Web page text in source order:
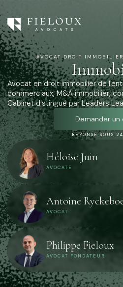
AVOCAT DROIT
Avocat en droit immobilier de
commerciaux, M&A immobilier,
Cabinet distingué par Leaders
Demander un
RÉPONSE SOUS
Héloïse Juin
AVOCATE
Antoine
AVOCAT
Philippe Fieloux
AVOCAT FONDATEUR